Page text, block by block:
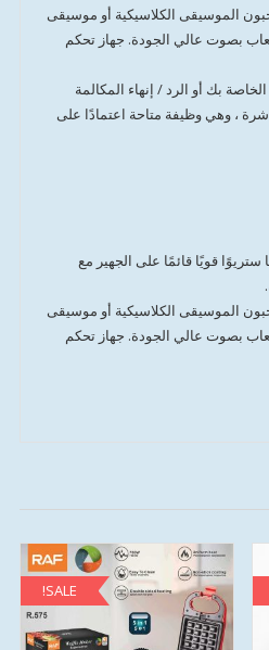
الموسيقى الكلاسيكية أو موسيقى
بصوت عالي الجودة. جهاز تحكم
بك أو الرد / إنهاء المكالمة
، وهي وظيفة متاحة اعتمادًا على
قويًا قائمًا على الجهير مع
الموسيقى الكلاسيكية أو موسيقى
بصوت عالي الجودة. جهاز تحكم
SALE!